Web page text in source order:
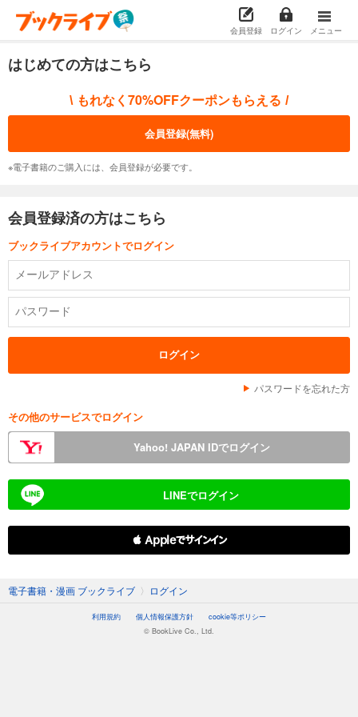
会員登録 ログイン メニュー
はじめての方はこちら
\ もれなく70%OFFクーポンもらえる /
会員登録(無料)
※電子書籍のご購入には、会員登録が必要です。
会員登録済の方はこちら
ブックライブアカウントでログイン
パスワードを忘れた方
その他のサービスでログイン
Yahoo! JAPAN IDでログイン
LINEでログイン
 Appleでサインイン
電子書籍・漫画 ブックライブ 〉 ログイン
利用規約 個人情報保護方針
cookie等ポリシー
© BookLive Co., Ltd.